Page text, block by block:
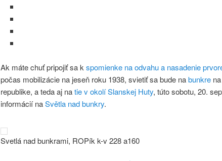
Ak máte chuť pripojiť sa kspomienke na odvahu a nasadenie
počas mobilizácie na jeseň roku 1938, svietiť sa bude nabunkrena
republike, a teda aj natie v okolí Slanskej Huty, túto sobotu, 20.
informácií naSvětla nad bunkry.
Svetlá nad bunkrami, ROPík k-v 228 a160